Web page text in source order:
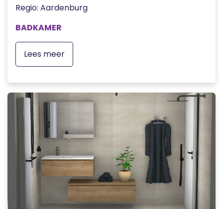
Regio: Aardenburg
BADKAMER
Lees meer